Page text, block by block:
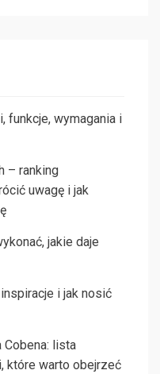
funkcje, wymagania i
– ranking
uwagę i jak
jakie daje
i jak nosić
Cobena: lista
które warto obejrzeć